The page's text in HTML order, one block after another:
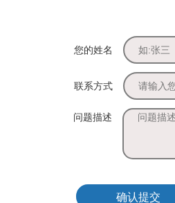
您的姓名
联系方式
问题描述
确认提交